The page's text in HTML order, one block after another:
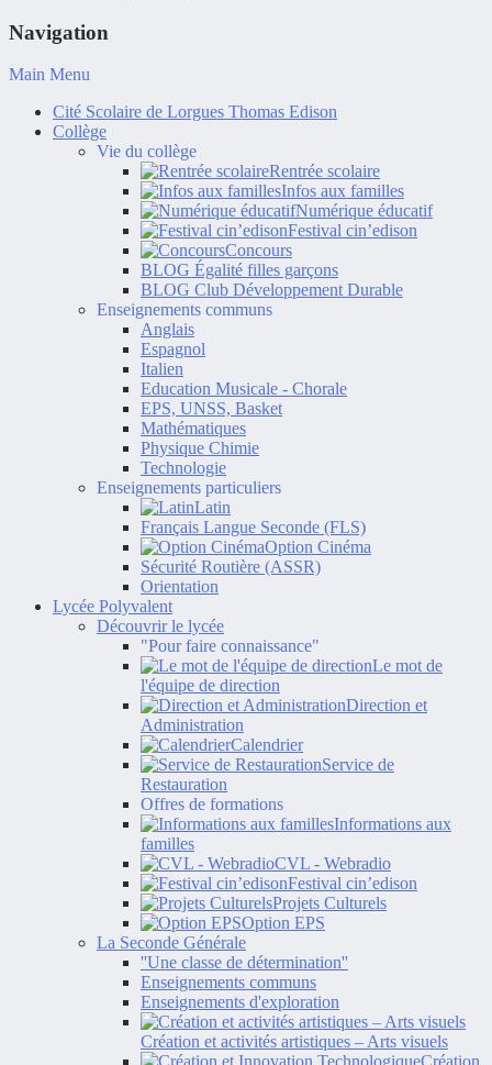
Navigation
Main Menu
Cité Scolaire de Lorgues Thomas Edison
Collège
Vie du collège
Rentrée scolaire
Infos aux familles
Numérique éducatif
Festival cin’edison
Concours
BLOG Égalité filles garçons
BLOG Club Développement Durable
Enseignements communs
Anglais
Espagnol
Italien
Education Musicale - Chorale
EPS, UNSS, Basket
Mathématiques
Physique Chimie
Technologie
Enseignements particuliers
Latin
Français Langue Seconde (FLS)
Option Cinéma
Sécurité Routière (ASSR)
Orientation
Lycée Polyvalent
Découvrir le lycée
"Pour faire connaissance"
Le mot de
l'équipe de direction
Direction et
Administration
Calendrier
Service de
Restauration
Offres de formations
Informations aux
familles
CVL - Webradio
Festival cin’edison
Projets Culturels
Option EPS
La Seconde Générale
''Une classe de détermination''
Enseignements communs
Enseignements d'exploration
Création et activités artistiques – Arts visuels